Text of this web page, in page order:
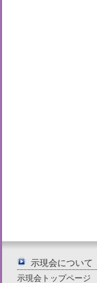
示現会について
示現会トップページ